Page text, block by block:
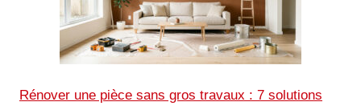
Rénover une pièce sans gros travaux : 7 solutions